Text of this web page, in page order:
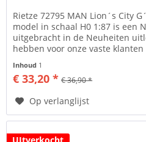
Rietze 72795 MAN Lion´s City
model in schaal H0 1:87 is een
uitgebracht in de Neuheiten
hebben voor onze vaste
Inhoud 1
€ 33,20 * € 36,90 *
Op verlanglijst
UItverkocht